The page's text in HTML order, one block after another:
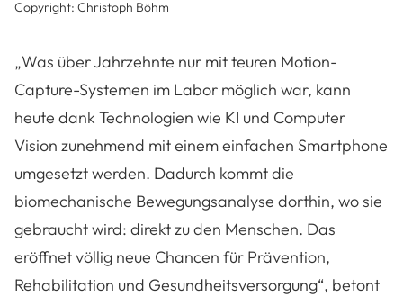
Copyright: Christoph Böhm
„Was über Jahrzehnte nur mit teuren Motion-
Capture-Systemen im Labor möglich war, kann
heute dank Technologien wie KI und Computer
Vision zunehmend mit einem einfachen Smartphone
umgesetzt werden. Dadurch kommt die
biomechanische Bewegungsanalyse dorthin, wo sie
gebraucht wird: direkt zu den Menschen. Das
eröffnet völlig neue Chancen für Prävention,
Rehabilitation und Gesundheitsversorgung“, betont